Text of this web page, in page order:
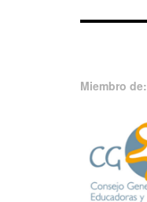
Miembro de: